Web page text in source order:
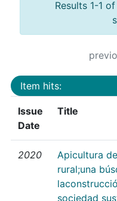
Results 1-1
Item hits:
Issue
Date
Title
2020
Apicultura
rural;una
sociedad